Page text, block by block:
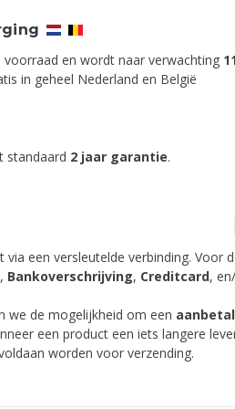
en wordt naar verwachting
in geheel Nederland en België
standaard 2 jaar garantie.
een versleutelde verbinding. Voor
, Bankoverschrijving, Creditcard,
we de mogelijkheid om een
een product een iets langere
worden voor verzending.